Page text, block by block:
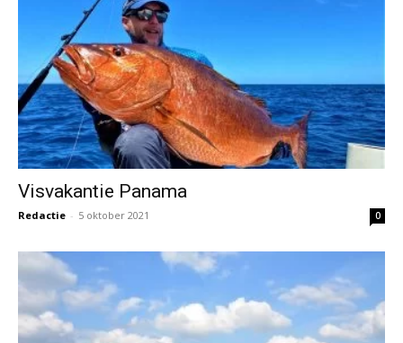
Visvakantie Panama
Redactie - 5 oktober 2021 0